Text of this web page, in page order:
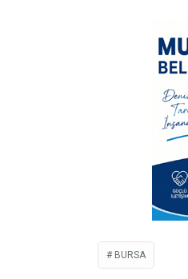
BURSA